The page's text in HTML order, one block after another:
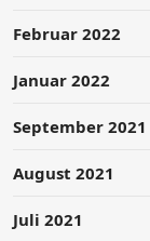
Februar 2022
Januar 2022
September 2021
August 2021
Juli 2021